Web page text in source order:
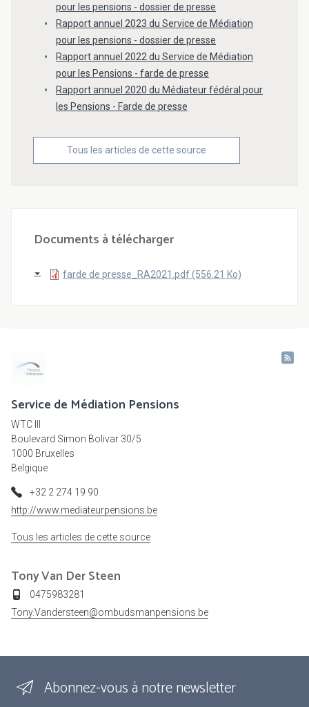
pour les pensions - dossier de presse
Rapport annuel 2023 du Service de Médiation
pour les pensions - dossier de presse
Rapport annuel 2022 du Service de Médiation
pour les Pensions - farde de presse
Rapport annuel 2020 du Médiateur fédéral pour
les Pensions - Farde de presse
Tous les articles de cette source
Documents à télécharger
farde de presse_RA2021.pdf (556.21 Ko)
Service de Médiation Pensions
WTC III
Boulevard Simon Bolivar 30/5
1000 Bruxelles
Belgique
+32 2 274 19 90
http://www.mediateurpensions.be
Tous les articles de cette source
TonyVan Der Steen
0475983281
Tony.Vandersteen@ombudsmanpensions.be
Abonnez-vous à notre newsletter